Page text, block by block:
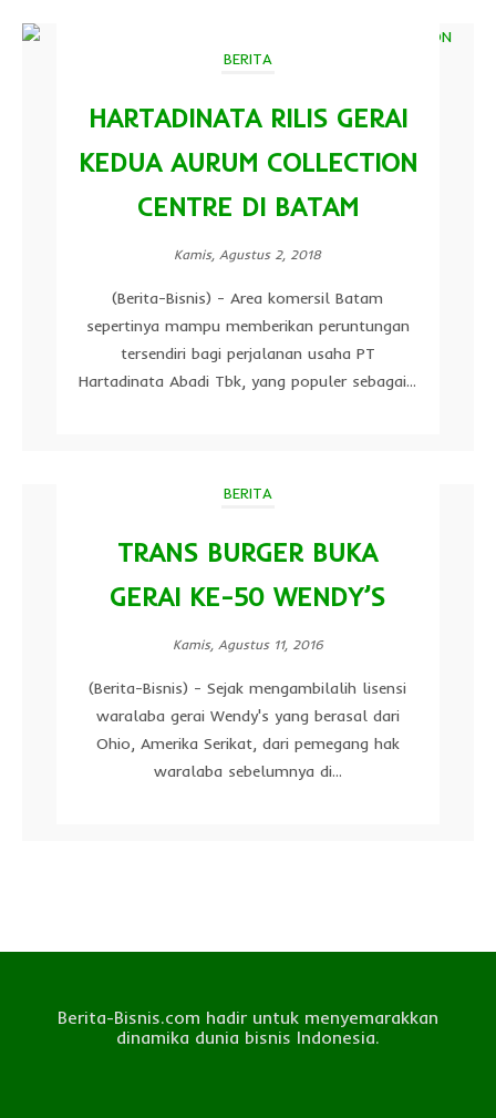
BERITA
HARTADINATA RILIS GERAI
KEDUA AURUM COLLECTION
CENTRE DI BATAM
Kamis, Agustus 2, 2018
(Berita-Bisnis) - Area komersil Batam
sepertinya mampu memberikan peruntungan
tersendiri bagi perjalanan usaha PT
Hartadinata Abadi Tbk, yang populer sebagai...
BERITA
TRANS BURGER BUKA
GERAI KE-50 WENDY’S
Kamis, Agustus 11, 2016
(Berita-Bisnis) - Sejak mengambilalih lisensi
waralaba gerai Wendy's yang berasal dari
Ohio, Amerika Serikat, dari pemegang hak
waralaba sebelumnya di...
Berita-Bisnis.com hadir untuk menyemarakkan
dinamika dunia bisnis Indonesia.